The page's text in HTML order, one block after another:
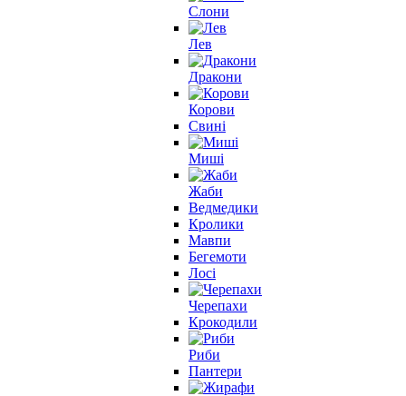
Слони
Лев
Дракони
Корови
Свині
Миші
Жаби
Ведмедики
Кролики
Мавпи
Бегемоти
Лосі
Черепахи
Крокодили
Риби
Пантери